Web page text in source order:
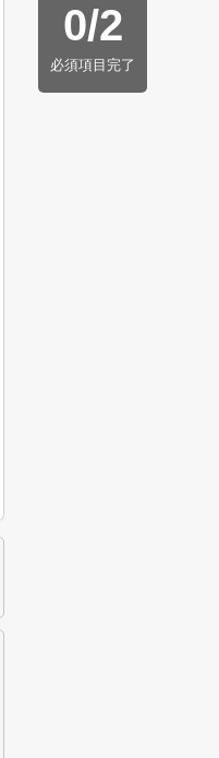
0/2
必須項目完了